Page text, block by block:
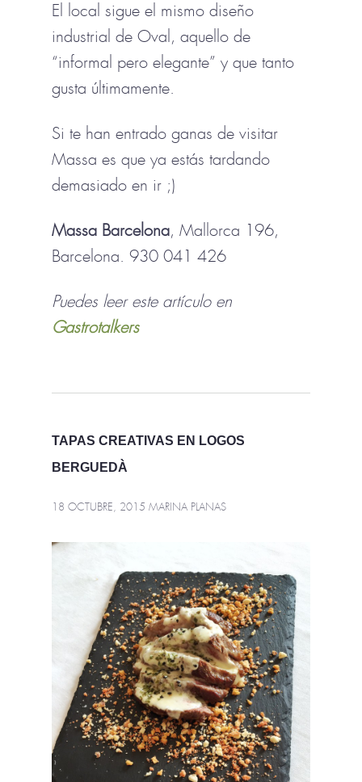
El local sigue el mismo diseño
industrial de Oval, aquello de
“informal pero elegante” y que tanto
gusta últimamente.
Si te han entrado ganas de visitar
Massa es que ya estás tardando
demasiado en ir ;)
Massa Barcelona, Mallorca 196,
Barcelona. 930 041 426
Puedes leer este artículo en
Gastrotalkers
TAPAS CREATIVAS EN LOGOS
BERGUEDÀ
18 OCTUBRE, 2015 MARINA PLANAS